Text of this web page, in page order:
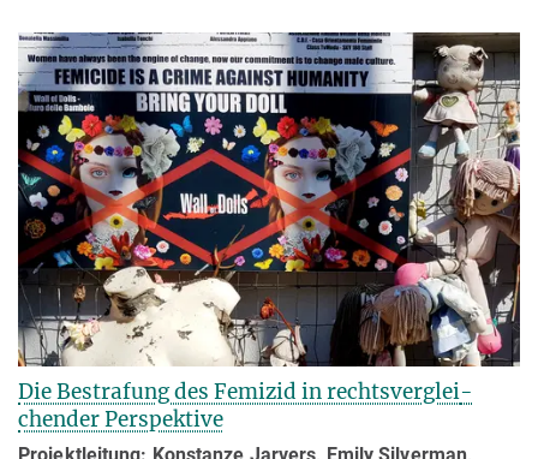
Die Bestrafung des Femizid in rechtsverglei­
chen­der Perspektive